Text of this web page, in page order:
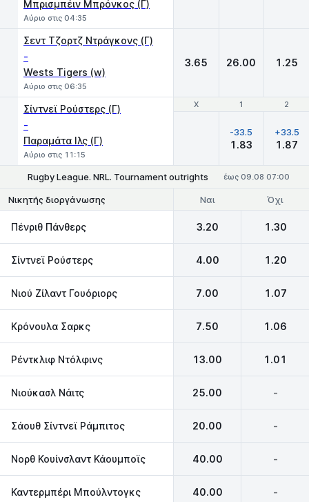
Μπρισμπέιν Μπρόνκος (Γ)
Αύριο στις 04:35
Σεντ Τζορτζ Ντράγκονς (Γ)
-
Wests Tigers (w)
Αύριο στις 06:35
3.65 26.00 1.25
Χ 1 2
Σίντνεϊ Ρούστερς (Γ)
-
Παραμάτα Iλς (Γ)
Αύριο στις 11:15
Χ 1 2
-33.5
1.83
+33.5
1.87
Rugby League. NRL. Tournament outrights έως 09.08 07:00
Νικητής διοργάνωσης Ναι Όχι
Πένριθ Πάνθερς 3.20 1.30
Σίντνεϊ Ρούστερς 4.00 1.20
Νιού Ζίλαντ Γουόριορς 7.00 1.07
Κρόνουλα Σαρκς 7.50 1.06
Ρέντκλιφ Ντόλφινς 13.00 1.01
Νιούκασλ Νάιτς 25.00 -
Σάουθ Σίντνεϊ Ράμπιτος 20.00 -
Νορθ Κουίνσλαντ Κάουμποϊς 40.00 -
Καντερμπέρι Μπούλντογκς 40.00 -